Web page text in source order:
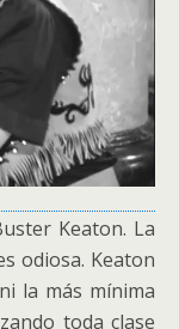
Keaton. La
odiosa. Keaton
la más mínima
toda clase